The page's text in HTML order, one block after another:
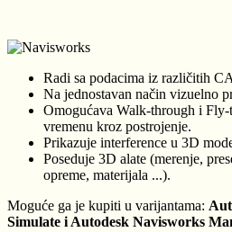
Radi sa podacima iz različitih
Na jednostavan način vizuelno
Omogućava Walk-through i
vremenu kroz postrojenje.
Prikazuje interference u 3D
Poseduje 3D alate (merenje,
opreme, materijala ...).
Moguće ga je kupiti u varijantama:
Simulate i Autodesk Navisworks